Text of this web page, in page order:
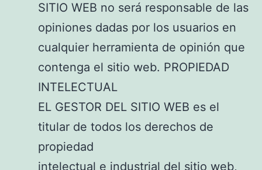
SITIO WEB no será responsable de las
opiniones dadas por los usuarios en
cualquier herramienta de opinión que
contenga el sitio web. PROPIEDAD
INTELECTUAL
EL GESTOR DEL SITIO WEB es el
titular de todos los derechos de
propiedad
intelectual e industrial del sitio web,